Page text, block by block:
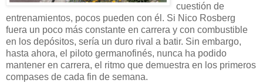
cuestión de
entrenamientos, pocos pueden con él. Si Nico Rosberg
fuera un poco más constante en carrera y con combustible
en los depósitos, sería un duro rival a batir. Sin embargo,
hasta ahora, el piloto germanofinés, nunca ha podido
mantener en carrera, el ritmo que demuestra en los primeros
compases de cada fin de semana.